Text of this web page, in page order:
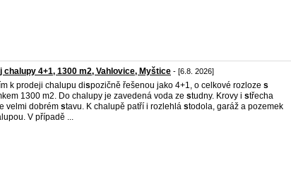
chalupy 4+1, 1300 m2, Vahlovice, Myštice - [6.8. 2026]
k prodeji chalupu dispozičně řešenou jako 4+1, o celkové rozloze s
1300 m2. Do chalupy je zavedená voda ze studny. Krovy i střecha
velmi dobrém stavu. K chalupě patří i rozlehlá stodola, garáž a pozemek
V případě ...